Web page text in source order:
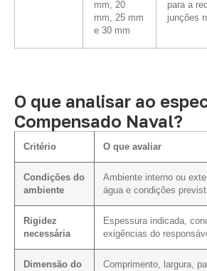
mm, 20
mm, 25 mm
e 30 mm
para a
junções
O que analisar ao
Compensado Naval?
Critério O que avaliar
Condições do
ambiente
Ambiente interno ou
água e condições
Rigidez
necessária
Espessura indicada,
exigências do
Dimensão do
Comprimento, largura,